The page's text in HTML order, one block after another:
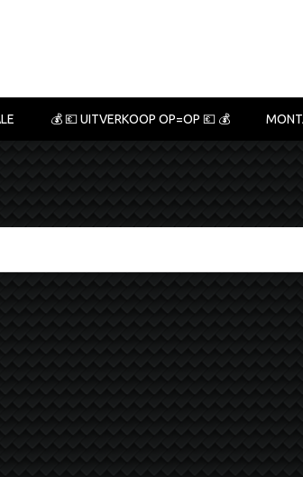
💰 💶 UITVERKOOP OP=OP 💶 💰